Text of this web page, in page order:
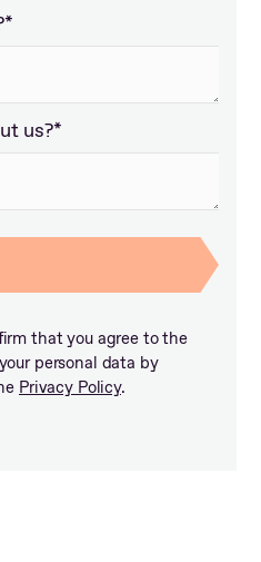
us?*
that you agree to the
personal data by
Privacy Policy.